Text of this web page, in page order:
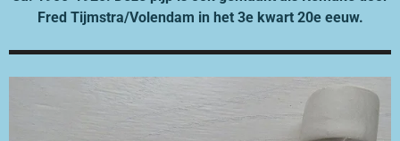
Fred Tijmstra/Volendam in het 3e kwart 20e eeuw.